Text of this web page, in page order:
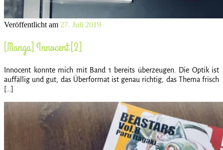
Veröffentlicht am 27. Juli 2019
[Manga] Innocent [2]
Innocent konnte mich mit Band 1 bereits überzeugen. Die Optik ist
auffällig und gut, das Überformat ist genau richtig, das Thema frisch
[…]